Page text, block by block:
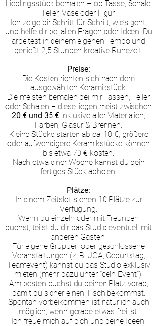
Lieblingsstück bemalen – ob Tasse, Schale,
Teller, Vase oder Figur.
Ich zeige dir Schritt für Schritt, wie’s geht,
und helfe dir bei allen Fragen oder Ideen. Du
arbeitest in deinem eigenen Tempo und
genießt 2,5 Stunden kreative Ruhezeit.
Preise:
Die Kosten richten sich nach dem
ausgewählten Keramikstück.
Die meisten bemalen bei mir Tassen, Teller
oder Schalen – diese liegen meist zwischen
20 € und 35 € inklusive aller Materialien,
Farben, Glasur & Brennen.
Kleine Stücke starten ab ca. 10 €, größere
oder aufwendigere Keramikstücke können
bis etwa 70 € kosten.
Nach etwa einer Woche kannst du dein
fertiges Stück abholen.
Plätze:
In einem Zeitslot stehen 10 Plätze zur
Verfügung.
Wenn du einzeln oder mit Freunden
buchst, teilst du dir das Studio eventuell mit
anderen Gästen.
Für eigene Gruppen oder geschlossene
Veranstaltungen (z. B. JGA, Geburtstag,
Teamevent) kannst du das Studio exklusiv
mieten (mehr dazu unter "dein Event").
Am besten buchst du deinen Platz vorab,
damit du sicher einen Tisch bekommst.
Spontan vorbeikommen ist natürlich auch
möglich, wenn gerade etwas frei ist.
Ich freue mich auf dich und deine Ideen!